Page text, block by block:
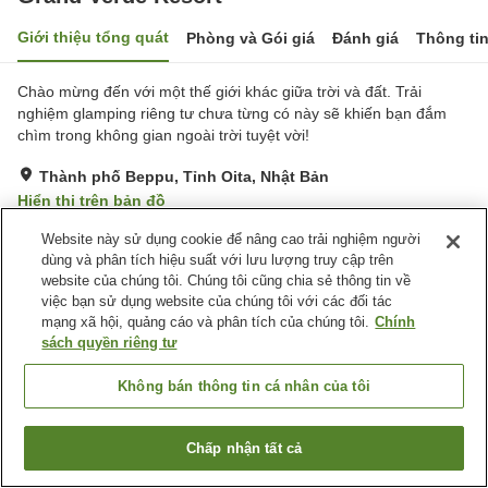
Giới thiệu tổng quát Phòng và Gói giá Đánh giá Thông
Chào mừng đến với một thế giới khác giữa trời và đất. Trải
nghiệm glamping riêng tư chưa từng có này sẽ khiến bạn đắm
chìm trong không gian ngoài trời tuyệt vời!
Thành phố Beppu, Tỉnh Oita, Nhật Bản
Hiển thị trên bản đồ
Tuyệt vời Đánh giá:19lượt
Tiện nghi chỗ nghỉ
Bãi đỗ xe
Thân thiện với thú cưng
Máy bán hàng tự động
Trang chủ Nhật Bản Tỉnh Oita
Thành phố Beppu
Grand Verde Resort
Tìm phòng trống
Website này sử dụng cookie để nâng cao trải nghiệm người
dùng và phân tích hiệu suất với lưu lượng truy cập trên
website của chúng tôi. Chúng tôi cũng chia sẻ thông tin về
việc bạn sử dụng website của chúng tôi với các đối tác
mạng xã hội, quảng cáo và phân tích của chúng tôi. Chính
sách quyền riêng tư
Không bán thông tin cá nhân của tôi
Chấp nhận tất cả